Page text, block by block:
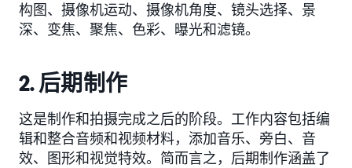
构图、摄像机运动、摄像机角度、镜头选择、景
深、变焦、聚焦、色彩、曝光和滤镜。
2. 后期制作
这是制作和拍摄完成之后的阶段。工作内容包括编
辑和整合音频和视频材料，添加音乐、旁白、音
效、图形和视觉特效。简而言之，后期制作涵盖了